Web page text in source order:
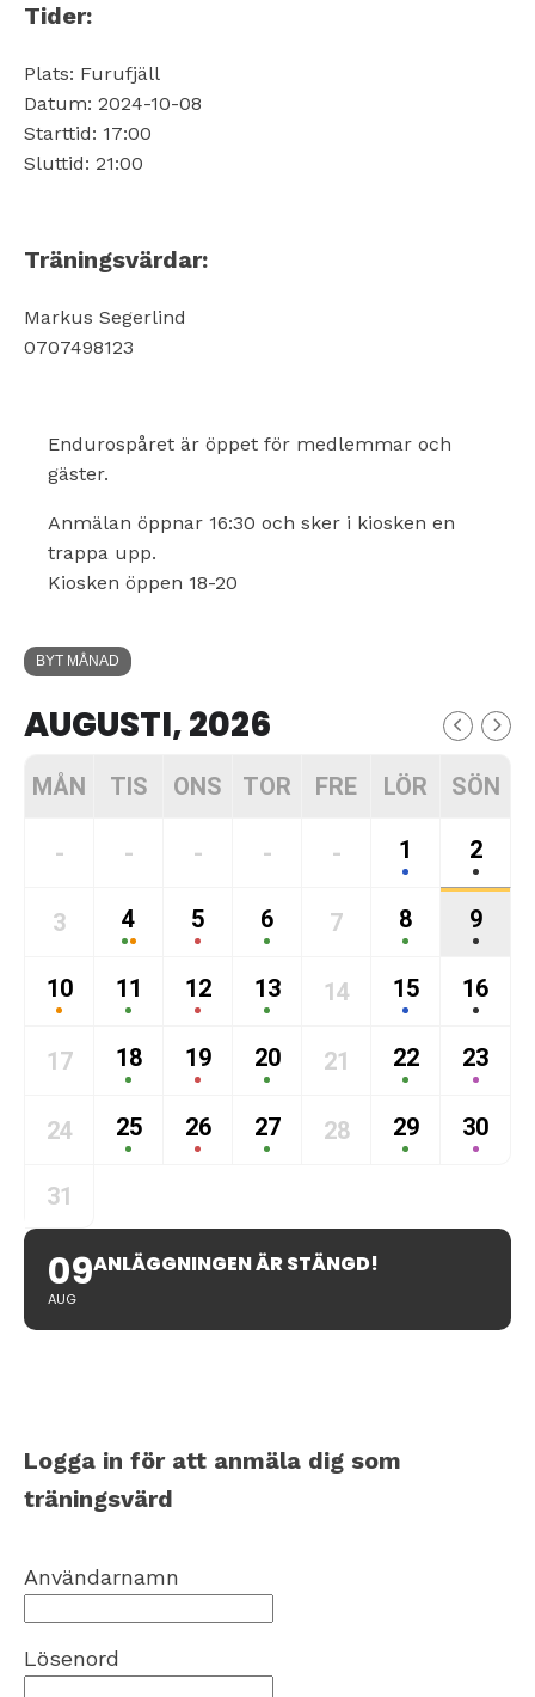
Tider:
Plats: Furufjäll
Datum: 2024-10-08
Starttid: 17:00
Sluttid: 21:00
Träningsvärdar:
Markus Segerlind
0707498123
Endurospåret är öppet för medlemmar och
gäster.
Anmälan öppnar 16:30 och sker i kiosken en
trappa upp.
Kiosken öppen 18-20
BYT MÅNAD
AUGUSTI, 2026
MÅN TIS ONS TOR FRE LÖR SÖN
- - - - - 1 2
3 4 5 6 7 8 9
10 11 12 13 14 15 16
17 18 19 20 21 22 23
24 25 26 27 28 29 30
31
09
AUG
ANLÄGGNINGEN ÄR STÄNGD!
Logga in för att anmäla dig som
träningsvärd
Användarnamn
Lösenord